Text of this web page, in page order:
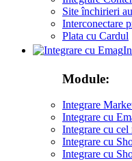
Site închirieri
Interconectare
Plata cu Cardul
Module:
Integrare
Integrare cu
Integrare cu cel
Integrare cu
Integrare cu